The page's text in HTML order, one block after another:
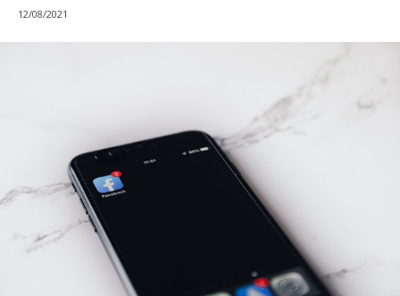
12/08/2021